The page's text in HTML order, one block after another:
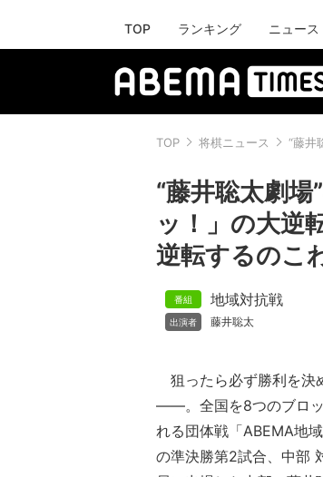
TOP ランキング ニュース
TOP 将棋ニュース “藤井
“藤井聡太劇
ッ！」の大逆
逆転するのこ
地域対抗戦
藤井聡太
狙ったら必ず勝利を決
――。全国を8つのブロッ
れる団体戦「ABEMA地
の準決勝第2試合、中部